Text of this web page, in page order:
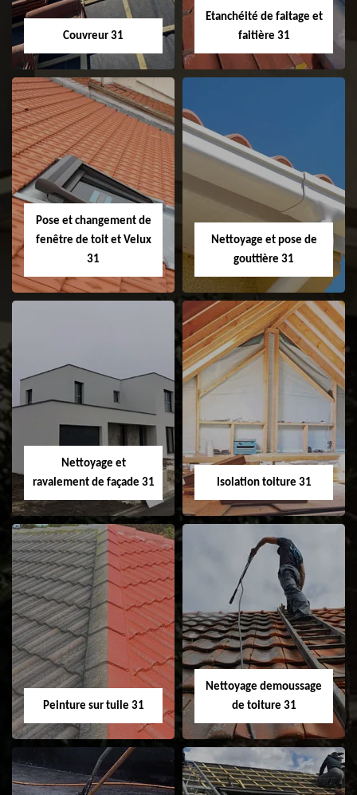
Couvreur 31
Couvreur 31
Etanchéité de faitage et
faitière 31
Etanchéité de
faitage et faitière
31
Pose et changement de
fenêtre de toit et Velux
31
Pose et
changement de
fenêtre de toit et
Velux 31
Nettoyage et pose de
gouttière 31
Nettoyage et pose
Nettoyage et
ravalement de façade 31
Nettoyage et
ravalement de
façade 31
Isolation toiture 31
Isolation toiture 31
Peinture sur tuile 31
Nettoyage demoussage
de toiture 31